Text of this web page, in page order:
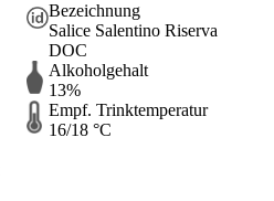
Bezeichnung
Salice Salentino Riserva
DOC
Alkoholgehalt
13%
Empf. Trinktemperatur
16/18 °C